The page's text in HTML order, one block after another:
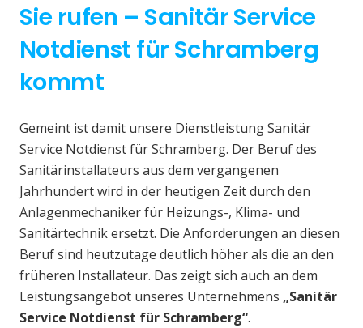
Sie rufen – Sanitär Service
Notdienst für Schramberg
kommt
Gemeint ist damit unsere Dienstleistung Sanitär
Service Notdienst für Schramberg. Der Beruf des
Sanitärinstallateurs aus dem vergangenen
Jahrhundert wird in der heutigen Zeit durch den
Anlagenmechaniker für Heizungs-, Klima- und
Sanitärtechnik ersetzt. Die Anforderungen an diesen
Beruf sind heutzutage deutlich höher als die an den
früheren Installateur. Das zeigt sich auch an dem
Leistungsangebot unseres Unternehmens „Sanitär
Service Notdienst für Schramberg“.